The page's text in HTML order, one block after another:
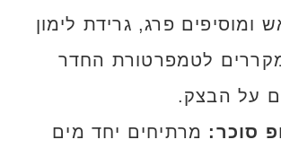
ומוסיפים פרג, גרידת לימון
לטמפרטורת החדר
על הבצק.
סוכר: מרתיחים יחד מים